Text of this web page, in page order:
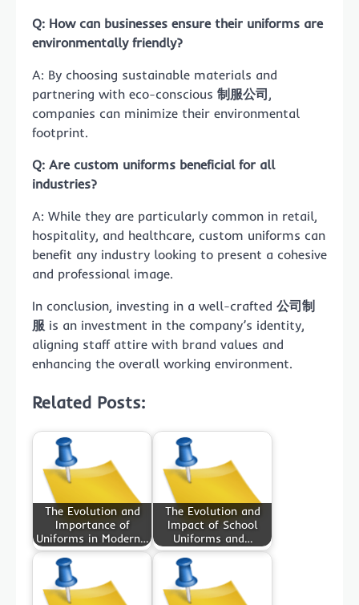
Q: How can businesses ensure their uniforms are
environmentally friendly?
A: By choosing sustainable materials and
partnering with eco-conscious 制服公司,
companies can minimize their environmental
footprint.
Q: Are custom uniforms beneficial for all
industries?
A: While they are particularly common in retail,
hospitality, and healthcare, custom uniforms can
benefit any industry looking to present a cohesive
and professional image.
In conclusion, investing in a well-crafted 公司制
服 is an investment in the company’s identity,
aligning staff attire with brand values and
enhancing the overall working environment.
Related Posts:
The Evolution and
Importance of
Uniforms in Modern…
The Evolution and
Impact of School
Uniforms and…